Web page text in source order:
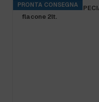
PRONTA CONSEGNA
KITCHENPRO DES
flacone 2lt.